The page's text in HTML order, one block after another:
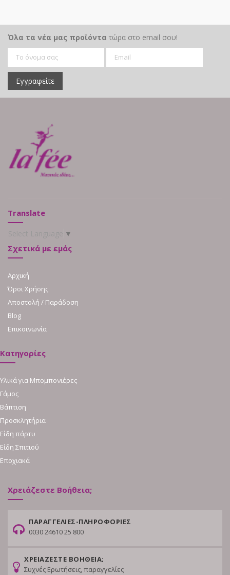
Όλα τα νέα μας προϊόντα τώρα στο email σου!
Εγγραφείτε
Translate
▼
Σχετικά με εμάς
Αρχική
Όροι Χρήσης
Αποστολή / Παράδοση
Blog
Επικοινωνία
Κατηγορίες
Υλικά για Μπομπονιέρες
Γάμος
Βάπτιση
Προσκλητήρια
Είδη πάρτυ
Είδη Σπιτιού
Εποχιακά
Χρειάζεστε Βοήθεια;
ΠΑΡΑΓΓΕΛΙΕΣ-ΠΛΗΡΟΦΟΡΙΕΣ
0030 24610 25 800
ΧΡΕΙΑΖΕΣΤΕ ΒΟΗΘΕΙΑ;
Συχνές Ερωτήσεις, παραγγελίες